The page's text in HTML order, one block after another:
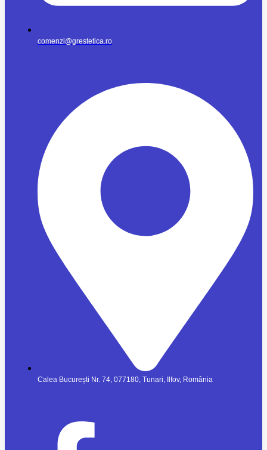
comenzi@grestetica.ro
Calea București Nr. 74, 077180, Tunari, Ilfov, România